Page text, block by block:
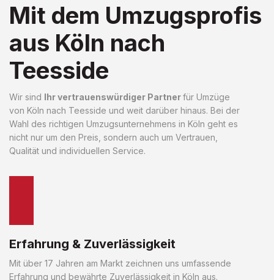
Mit dem Umzugsprofis
aus Köln nach
Teesside
Wir sind Ihr vertrauenswürdiger Partnerfür Umzüge
von Köln nach Teesside und weit darüber hinaus. Bei der
Wahl des richtigen Umzugsunternehmens in Köln geht es
nicht nur um den Preis, sondern auch um Vertrauen,
Qualität und individuellen Service.
Erfahrung & Zuverlässigkeit
Mit über 17 Jahren am Markt zeichnen uns umfassende
Erfahrung und bewährte Zuverlässigkeit in Köln aus.